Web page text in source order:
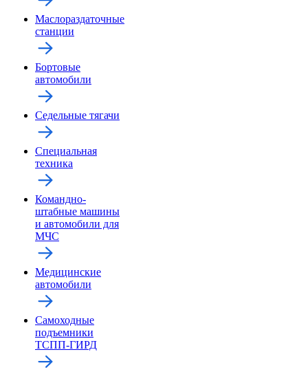
Маслораздаточные
станции
Бортовые
автомобили
Седельные тягачи
Специальная
техника
Командно-
штабные машины
и автомобили для
МЧС
Медицинские
автомобили
Самоходные
подъемники
ТСПП-ГИРД